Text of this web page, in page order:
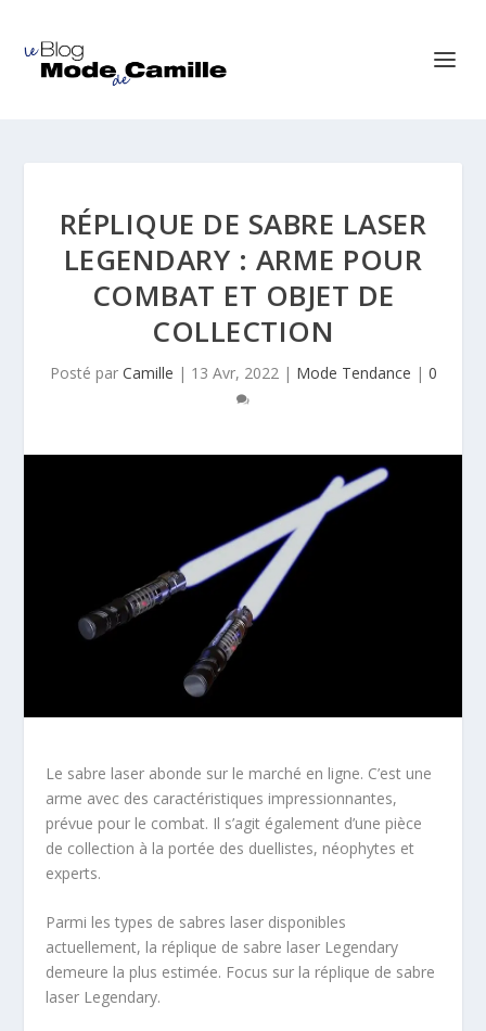
RÉPLIQUE DE SABRE LASER
LEGENDARY : ARME POUR
COMBAT ET OBJET DE
COLLECTION
Posté par Camille | 13 Avr, 2022| Mode Tendance | 0
Le sabre laser abonde sur le marché en ligne. C’est une
arme avec des caractéristiques impressionnantes,
prévue pour le combat. Il s’agit également d’une pièce
de collection à la portée des duellistes, néophytes et
experts.
Parmi les types de sabres laser disponibles
actuellement, la réplique de sabre laser Legendary
demeure la plus estimée. Focus sur la réplique de sabre
laser Legendary.